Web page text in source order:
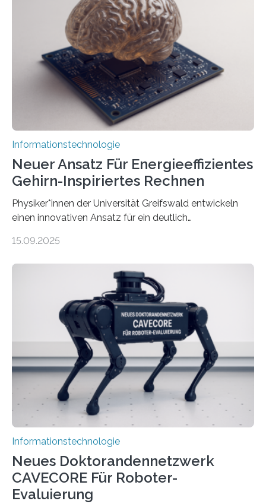
Lösung zur Erzeugung von Emotionen für realistische
Avatare. Gen-AIvatar entwickelt innovative und
kosteneffiziente Methoden, um lebensechte Avatare zu
erstellen. „Besonders wichtig ist uns eine ganzheitliche
Animation, bei der Stimme, Körperbewegung, Gestik
und Mimik im Einklang sind…
Informationstechnologie
Neuer Ansatz Für Energieeffizientes
Gehirn-Inspiriertes Rechnen
Physiker*innen der Universität Greifswald entwickeln
einen innovativen Ansatz für ein deutlich
Lösungsweg ist inspiriert vom menschlichen Gehirn. Die
stellt die heutige Computertechnik vor
Herausforderungen. Herkömmliche Silizium-
Prozessoren stoßen an ihre Grenzen: Sie verbrauchen
viel Energie, die Speicher- und Verarbeitungseinheiten
sind voneinander getrennt und die Datenübertragung
bremst komplexe Anwendungen aus. Da KI-Modelle
immer größer werden und riesige Datenmengen
verarbeiten müssen, steigt der Bedarf an neuen
Rechenarchitekturen. Neben Quantencomputern
rücken dabei insbesondere…
15.09.2025
Informationstechnologie
Neues Doktorandennetzwerk
CAVECORE Für Roboter-
Evaluierung